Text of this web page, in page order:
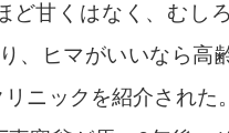
甘くはなく、むし
、ヒマがいいなら高
ニックを紹介された